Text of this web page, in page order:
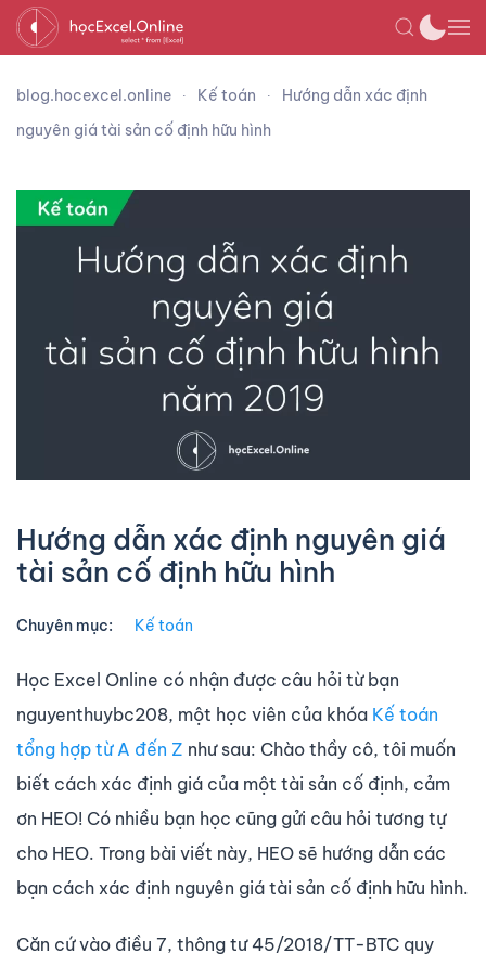
blog.hocexcel.online Kế toán
Hướng dẫn xác định
nguyên giá tài sản cố định hữu hình
Hướng dẫn xác định nguyên giá
tài sản cố định hữu hình
Chuyên mục: Kế toán
Học Excel Online có nhận được câu hỏi từ bạn
nguyenthuybc208, một học viên của khóa Kế toán
tổng hợp từ A đến Z như sau: Chào thầy cô, tôi muốn
biết cách xác định giá của một tài sản cố định, cảm
ơn HEO! Có nhiều bạn học cũng gửi câu hỏi tương tự
cho HEO. Trong bài viết này, HEO sẽ hướng dẫn các
bạn cách xác định nguyên giá tài sản cố định hữu hình.
Căn cứ vào điều 7, thông tư 45/2018/TT-BTC quy